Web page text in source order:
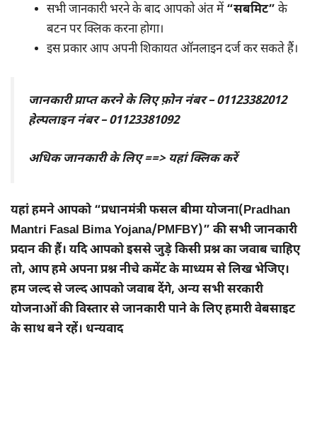
सभी जानकारी भरने के बाद आपको अंत में“सबमिट” के
बटन पर क्लिक करना होगा।
इस प्रकार आप अपनी शिकायत ऑनलाइन दर्ज कर सकते हैं।
जानकारी प्राप्त करने के लिए फ़ोन नंबर – 01123382012
हेल्पलाइन नंबर – 01123381092
अधिक जानकारी के लिए ==> यहां क्लिक करें
यहां हमने आपको “प्रधानमंत्री फसल बीमा योजना(Pradhan
Mantri Fasal Bima Yojana/PMFBY)” की सभी जानकारी
प्रदान की हैं। यदि आपको इससे जुड़े किसी प्रश्न का जवाब चाहिए
तो, आप हमे अपना प्रश्न नीचे कमेंट के माध्यम से लिख भेजिए।
हम जल्द से जल्द आपको जवाब देंगे, अन्य सभी सरकारी
योजनाओं की विस्तार से जानकारी पाने के लिए हमारी वेबसाइट
के साथ बने रहें। धन्यवाद